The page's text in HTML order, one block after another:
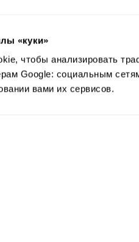
«куки»
чтобы анализировать
Google: социальным
вами их сервисов.